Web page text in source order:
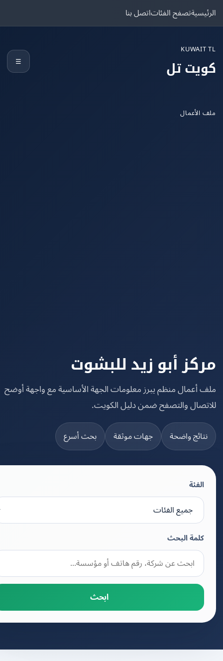
تصفح الفئاتاتصل بنا
تل
أبو زيد للبشوت
منظم يبرز معلومات الجهة الأساسية مع واجهة أوضح
والتصفح ضمن دليل الكويت.
واضحة جهات موثقة بحث أسرع
كلمة البحث
ابحث